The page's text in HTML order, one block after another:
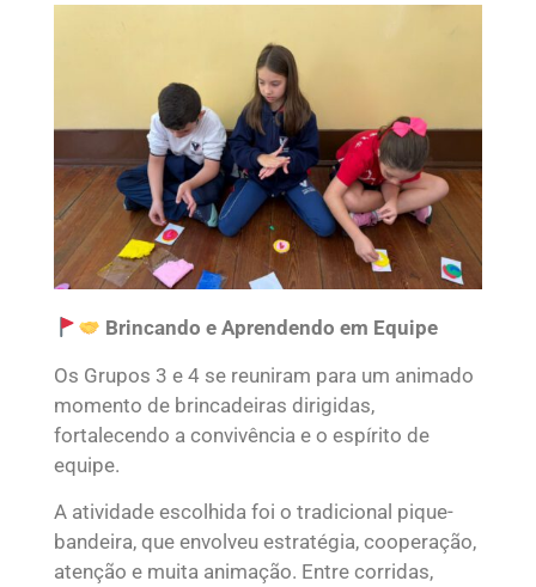
Brincando e Aprendendo em Equipe
Os Grupos 3 e 4 se reuniram para um animado
momento de brincadeiras dirigidas,
fortalecendo a convivência e o espírito de
equipe.
A atividade escolhida foi o tradicional pique-
bandeira, que envolveu estratégia, cooperação,
atenção e muita animação. Entre corridas,